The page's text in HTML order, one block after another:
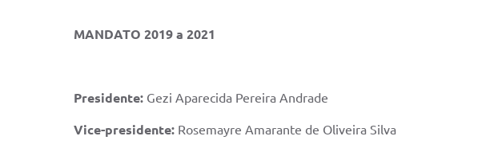
MANDATO 2019 a 2021
Presidente: Gezi Aparecida Pereira Andrade
Vice-presidente: Rosemayre Amarante de Oliveira Silva